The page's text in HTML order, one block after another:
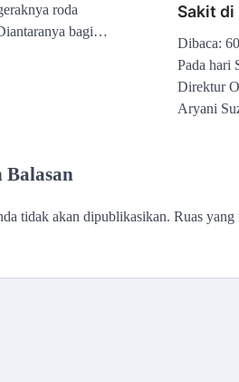
roda
bagi…
Sakit di
Dibaca:
Pada hari
Direktur
Aryani
tidak akan dipublikasikan. Ruas